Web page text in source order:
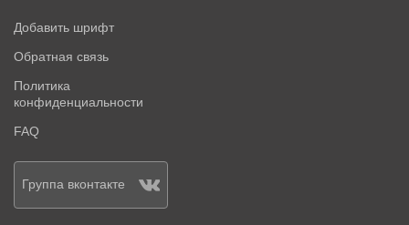
Добавить шрифт
Обратная связь
Политика
конфиденциальности
FAQ
Группа вконтакте